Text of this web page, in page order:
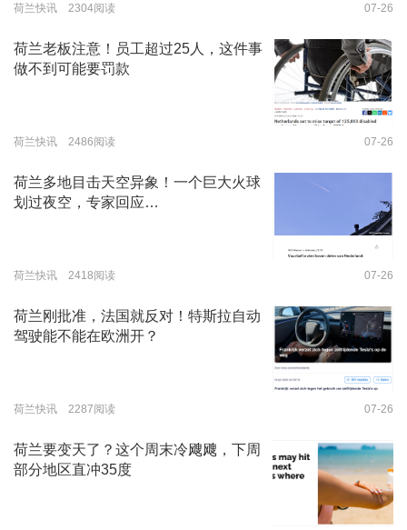
荷兰快讯 2304阅读 07-26
荷兰老板注意！员工超过25人，这件事
做不到可能要罚款
荷兰快讯 2486阅读 07-26
荷兰多地目击天空异象！一个巨大火球
划过夜空，专家回应…
荷兰快讯 2418阅读 07-26
荷兰刚批准，法国就反对！特斯拉自动
驾驶能不能在欧洲开？
荷兰快讯 2287阅读 07-26
荷兰要变天了？这个周末冷飕飕，下周
部分地区直冲35度